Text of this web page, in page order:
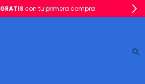
GRATIS con tu primera compra